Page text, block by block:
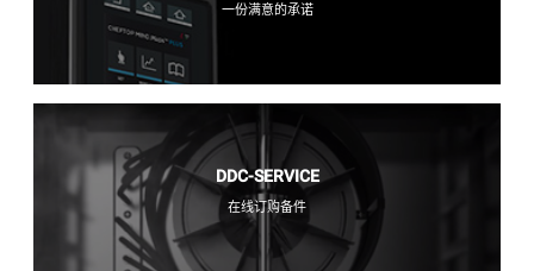
一份满意的承诺
DDC-SERVICE
在线订购备件